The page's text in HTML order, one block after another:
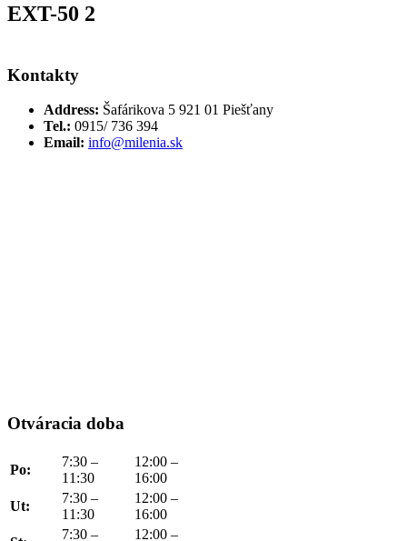
EXT-50 2
Kontakty
Address: Šafárikova 5 921 01 Piešťany
Tel.: 0915/ 736 394
Email: info@milenia.sk
Otváracia doba
Po:
7:30 –
11:30
12:00 –
16:00
Ut:
7:30 –
11:30
12:00 –
16:00
7:30 –
12:00 –